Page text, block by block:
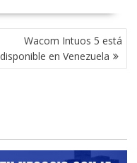
Wacom Intuos 5 está
disponible en Venezuela